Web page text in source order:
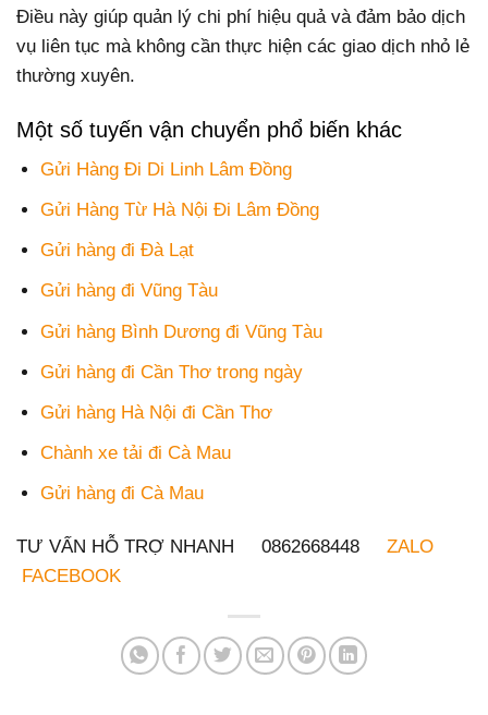
Điều này giúp quản lý chi phí hiệu quả và đảm bảo dịch
vụ liên tục mà không cần thực hiện các giao dịch nhỏ lẻ
thường xuyên.
Một số tuyến vận chuyển phổ biến khác
Gửi Hàng Đi Di Linh Lâm Đồng
Gửi Hàng Từ Hà Nội Đi Lâm Đồng
Gửi hàng đi Đà Lạt
Gửi hàng đi Vũng Tàu
Gửi hàng Bình Dương đi Vũng Tàu
Gửi hàng đi Cần Thơ trong ngày
Gửi hàng Hà Nội đi Cần Thơ
Chành xe tải đi Cà Mau
Gửi hàng đi Cà Mau
TƯ VẤN HỖ TRỢ NHANH 0862668448 ZALO
FACEBOOK